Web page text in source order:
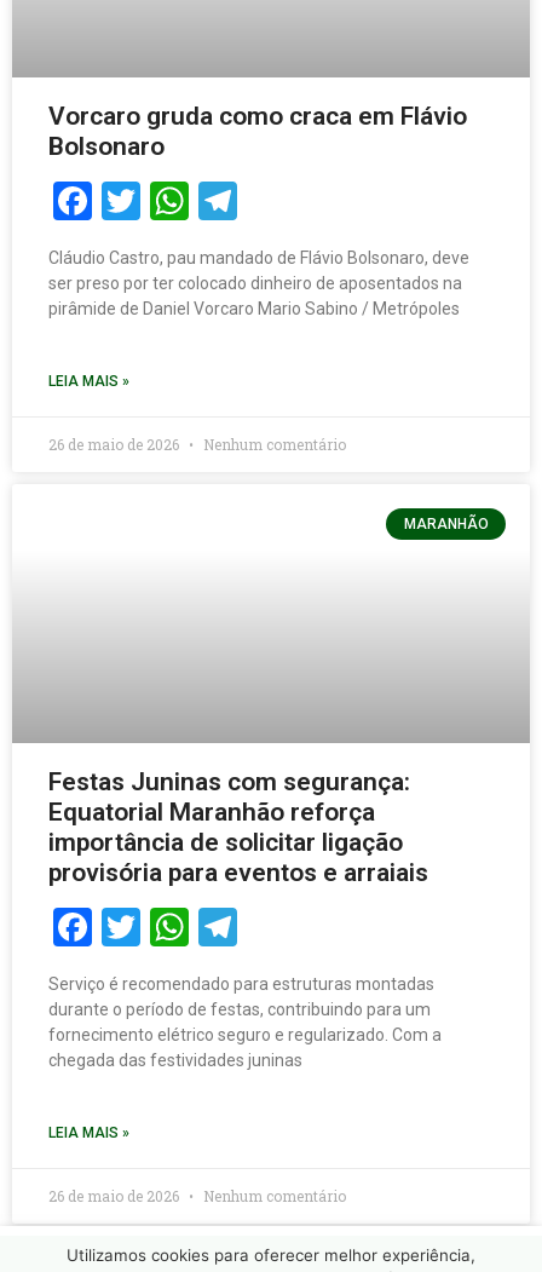
Vorcaro gruda como craca em Flávio
Bolsonaro
Facebook
TwitterWhatsApp
Cláudio Castro, pau mandado de Flávio Bolsonaro, deve
ser preso por ter colocado dinheiro de aposentados na
pirâmide de Daniel Vorcaro Mario Sabino / Metrópoles
LEIA MAIS »
26 de maio de 2026 Nenhum comentário
MARANHÃO
Festas Juninas com segurança:
Equatorial Maranhão reforça
importância de solicitar ligação
provisória para eventos e arraiais
Facebook
TwitterWhatsApp
Serviço é recomendado para estruturas montadas
durante o período de festas, contribuindo para um
fornecimento elétrico seguro e regularizado. Com a
chegada das festividades juninas
LEIA MAIS »
26 de maio de 2026 Nenhum comentário
Utilizamos cookies para oferecer melhor experiência,